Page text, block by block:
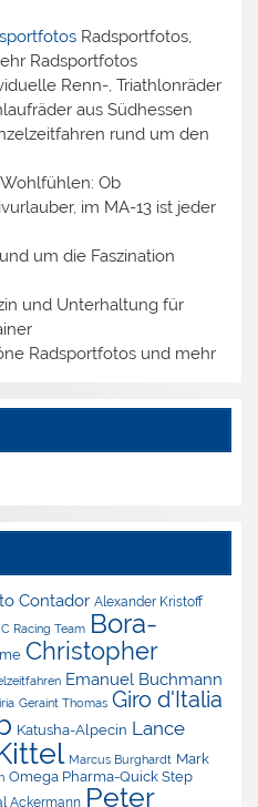
Radsportfotos,
Radsportfotos
Renn-, Triathlonräder
aus Südhessen
rund um den
Ob
im MA-13 ist jeder
um die Faszination
und Unterhaltung für
Radsportfotos und mehr
Contador Alexander Kristoff
Racing Team Bora-
Christopher
Emanuel Buchmann
Geraint Thomas Giro d'Italia
Katusha-Alpecin Lance
Marcus Burghardt Mark
Omega Pharma-Quick Step
Ackermann Peter